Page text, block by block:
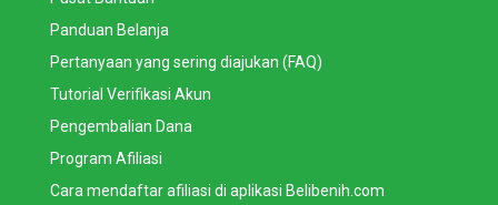
Panduan Belanja
Pertanyaan yang sering diajukan (FAQ)
Tutorial Verifikasi Akun
Pengembalian Dana
Program Afiliasi
Cara mendaftar afiliasi di aplikasi Belibenih.com